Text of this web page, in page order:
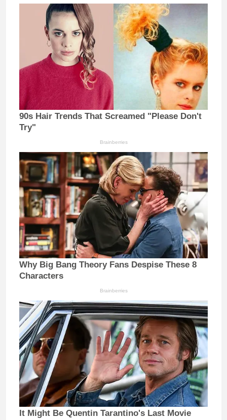
90s Hair Trends That Screamed "Please Don't
Try"
Brainberries
Why Big Bang Theory Fans Despise These 8
Characters
Brainberries
It Might Be Quentin Tarantino's Last Movie